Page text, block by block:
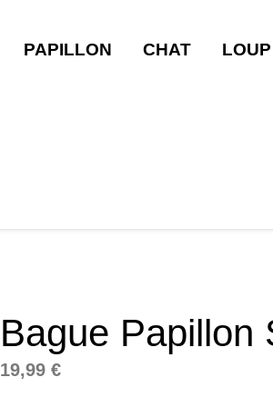
PAPILLON CHAT LOUP
Bague Papillon
19,99€